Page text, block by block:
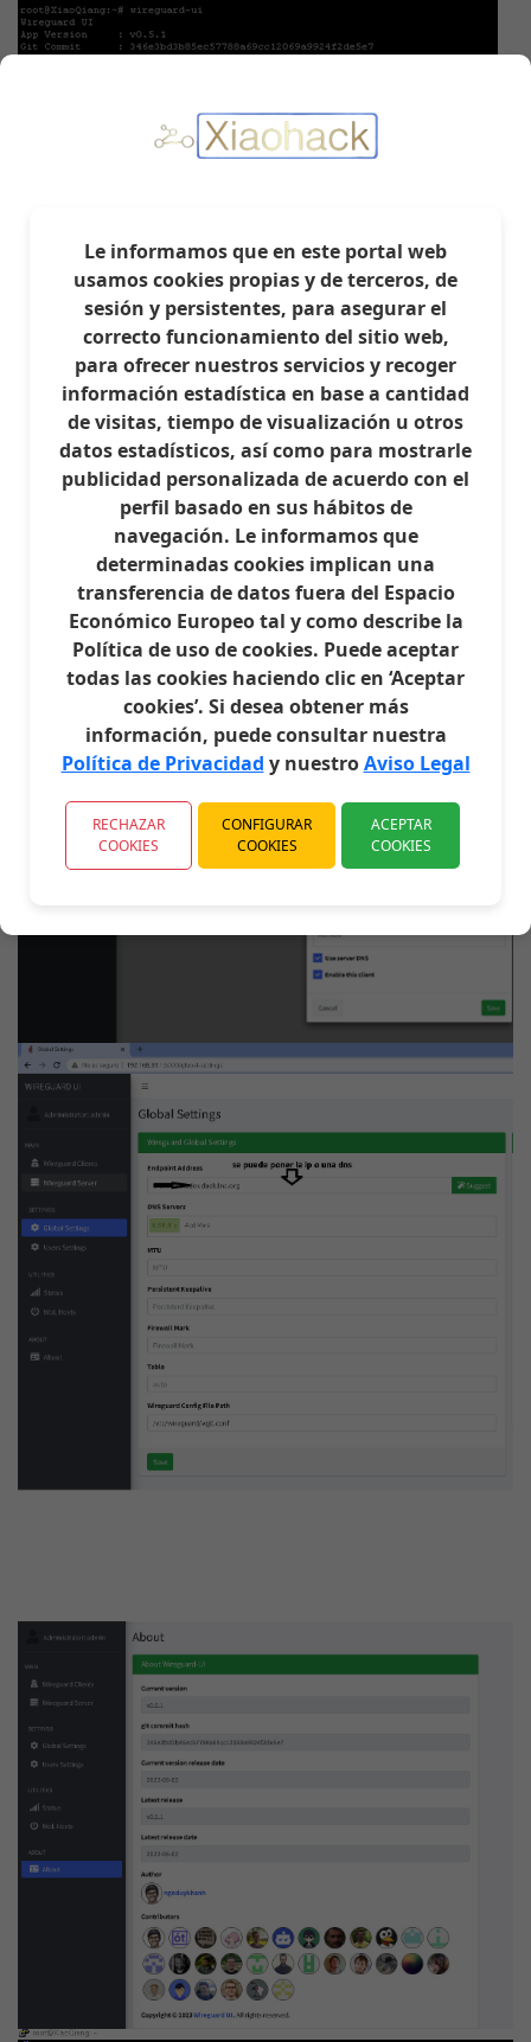
El docker de Wireguard UI estará activo.
192.168.31.1:5000
El inicio de sesión por defecto es:
usuario: admin
contraseña: admin
Crea clientes y una vez terminado, guarda la
configuración.
Le informamos que en este portal web
usamos cookies propias y de terceros, de
sesión y persistentes, para asegurar el
correcto funcionamiento del sitio web,
para ofrecer nuestros servicios y recoger
información estadística en base a cantidad
de visitas, tiempo de visualización u otros
datos estadísticos, así como para mostrarle
publicidad personalizada de acuerdo con el
perfil basado en sus hábitos de
navegación. Le informamos que
determinadas cookies implican una
transferencia de datos fuera del Espacio
Económico Europeo tal y como describe la
Política de uso de cookies. Puede aceptar
todas las cookies haciendo clic en ‘Aceptar
cookies’. Si desea obtener más
información, puede consultar nuestra
Política de Privacidad y nuestroAviso Legal
RECHAZAR
COOKIES
CONFIGURAR
COOKIES
ACEPTAR
COOKIES